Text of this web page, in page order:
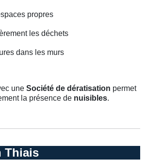
propres
les déchets
dans les murs
une Société de dératisation permet
la présence de nuisibles.
Thiais